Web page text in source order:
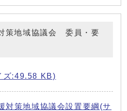
策地域協議会 委員・要
ズ:49.58 KB)
対策地域協議会設置要綱(サ